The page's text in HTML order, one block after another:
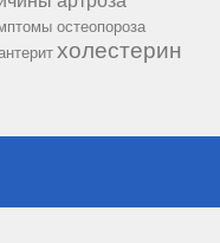
остеопороза
холестерин